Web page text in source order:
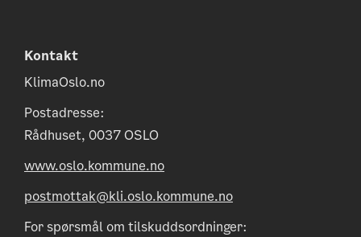
Kontakt
KlimaOslo.no
Postadresse:
Rådhuset, 0037 OSLO
www.oslo.kommune.no
postmottak@kli.oslo.kommune.no
For spørsmål om tilskuddsordninger: